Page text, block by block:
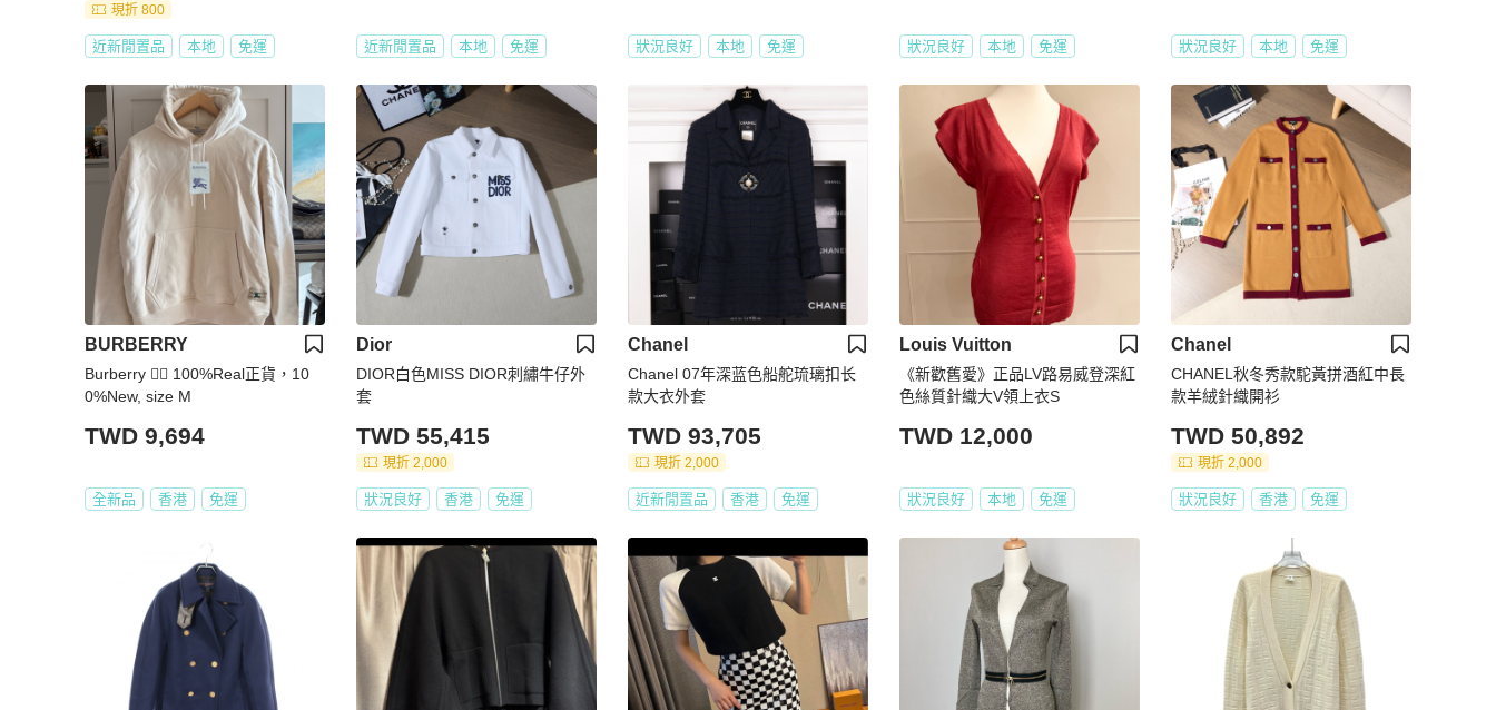
現折 800
近新閒置品 本地 免運 近新閒置品 本地 免運
寬褲kenzo 墨鏡gentle monster #k
enzo #gucci #acne #tk #gentlemo
狀況良好 本地 免運 狀況良好 本地 免運 狀況良好 本地 免運
BURBERRY
Burberry 👍🏻 100%Real正貨，10
0%New, size M
TWD 9,694
全新品 香港 免運
Dior
DIOR白色MISS DIOR刺繡牛仔外
套
TWD 55,415
現折 2,000
狀況良好 香港 免運
Chanel
Chanel 07年深蓝色船舵琉璃扣长
款大衣外套
TWD 93,705
現折 2,000
近新閒置品 香港 免運
Louis Vuitton
《新歡舊愛》正品LV路易威登深紅
色絲質針織大V領上衣S
TWD 12,000
狀況良好 本地 免運
Chanel
CHANEL秋冬秀款駝黃拼酒紅中長
款羊絨針織開衫
TWD 50,892
現折 2,000
狀況良好 香港 免運